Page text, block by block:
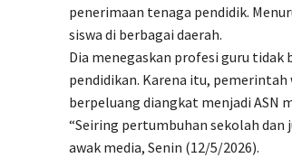
penerimaan tenaga pendidik.
siswa di berbagai daerah.
Dia menegaskan profesi guru tidak
pendidikan. Karena itu,
berpeluang diangkat menjadi ASN
“Seiring pertumbuhan sekolah
awak media, Senin (12/5/2026).